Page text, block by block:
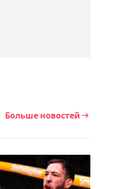
Климас о
может
бой
Больше новостей